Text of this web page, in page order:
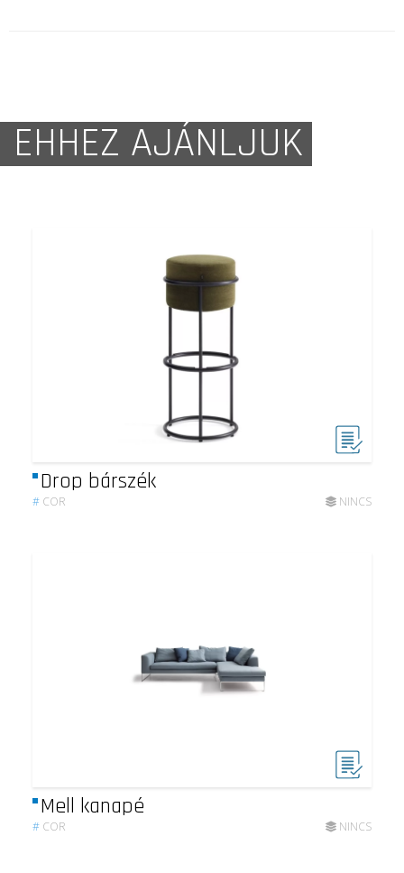
EHHEZ AJÁNLJUK
Drop bárszék
# COR NINCS
Mell kanapé
# COR NINCS